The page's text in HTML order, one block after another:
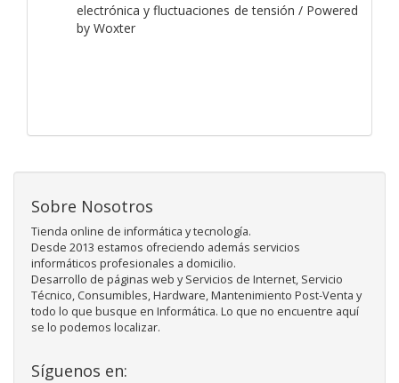
electrónica y fluctuaciones de tensión / Powered
by Woxter
Sobre Nosotros
Tienda online de informática y tecnología.
Desde 2013 estamos ofreciendo además servicios
informáticos profesionales a domicilio.
Desarrollo de páginas web y Servicios de Internet, Servicio
Técnico, Consumibles, Hardware, Mantenimiento Post-Venta y
todo lo que busque en Informática. Lo que no encuentre aquí
se lo podemos localizar.
Síguenos en: